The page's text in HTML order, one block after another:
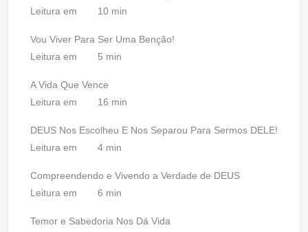
Leitura em
10 min
Vou Viver Para Ser Uma Benção!
Leitura em
5 min
A Vida Que Vence
Leitura em
16 min
DEUS Nos Escolheu E Nos Separou Para Sermos DELE!
Leitura em
4 min
Compreendendo e Vivendo a Verdade de DEUS
Leitura em
6 min
Temor e Sabedoria Nos Dá Vida